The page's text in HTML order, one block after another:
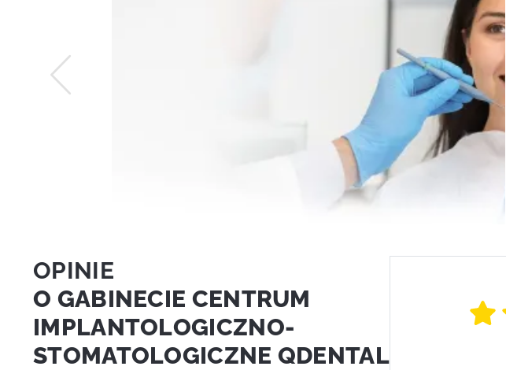
OPINIE
O GABINECIE CENTRUM
IMPLANTOLOGICZNO-
STOMATOLOGICZNE QDENTAL